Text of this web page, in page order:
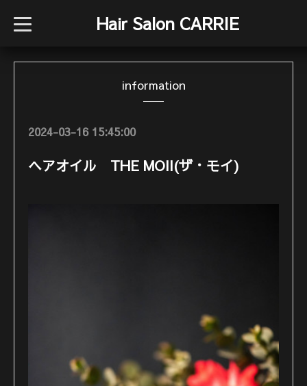
Hair Salon CARRIE
t
o
l
information
2024-03-16 15:45:00
ヘアオイル THE MOII(ザ・モイ)